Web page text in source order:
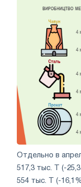
Отдельно в
517,3 тыс. Т (-
554 тыс. Т (-